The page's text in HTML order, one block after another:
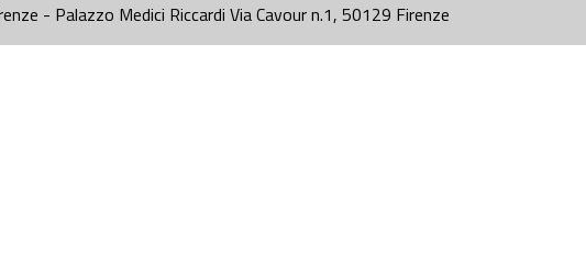
- Palazzo Medici Riccardi Via Cavour n.1, 50129 Firenze